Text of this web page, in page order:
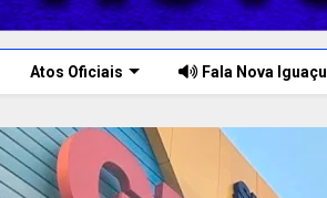
Atos Oficiais Fala Nova Iguaçu